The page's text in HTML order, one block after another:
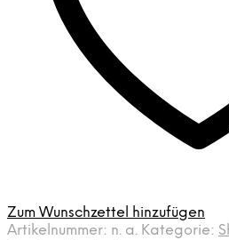
Zum Wunschzettel hinzufügen
Artikelnummer: n. a. Kategorie: